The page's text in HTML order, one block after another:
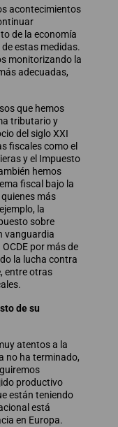
acontecimientos
de la economía
estas medidas.
monitorizando la
adecuadas,
que hemos
tributario y
del siglo XXI
fiscales como el
y el Impuesto
hemos
fiscal bajo la
más
la
sobre
vanguardia
por más de
la lucha contra
entre otras
de su
atentos a la
no ha terminado,
productivo
están teniendo
está
en Europa.